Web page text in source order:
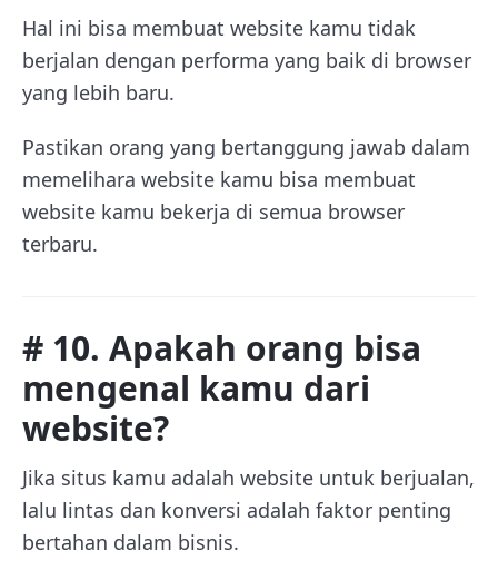
Hal ini bisa membuat website kamu tidak
berjalan dengan performa yang baik di browser
yang lebih baru.
Pastikan orang yang bertanggung jawab dalam
memelihara website kamu bisa membuat
website kamu bekerja di semua browser
terbaru.
# 10. Apakah orang bisa
mengenal kamu dari
website?
Jika situs kamu adalah website untuk berjualan,
lalu lintas dan konversi adalah faktor penting
bertahan dalam bisnis.